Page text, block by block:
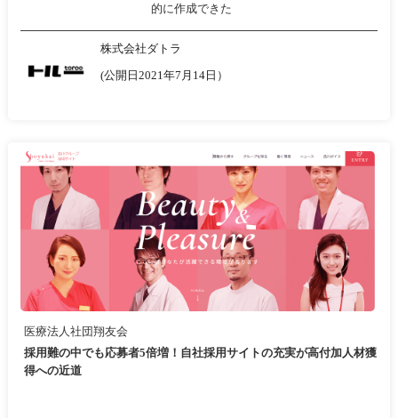
的に作成できた
株式会社ダトラ
(公開日2021年7月14日）
医療法人社団翔友会
採用難の中でも応募者5倍増！自社採用サイトの充実が高付加人材獲
得への近道